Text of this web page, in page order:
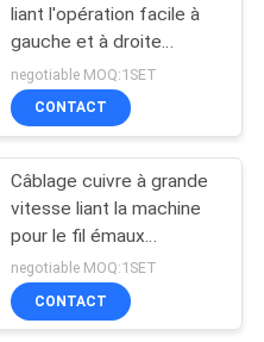
liant l'opération facile à
gauche et à droite
tordue de machine
negotiable MOQ:1SET
CONTACT
Câblage cuivre à grande
vitesse liant la machine
pour le fil émaux
3000RPM
negotiable MOQ:1SET
CONTACT